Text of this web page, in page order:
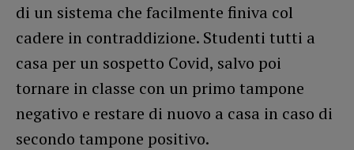
di un sistema che facilmente finiva col
cadere in contraddizione. Studenti tutti a
casa per un sospetto Covid, salvo poi
tornare in classe con un primo tampone
negativo e restare di nuovo a casa in caso di
secondo tampone positivo.